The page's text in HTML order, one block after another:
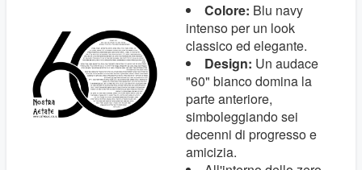
Colore: Blu navy
intenso per un look
classico ed elegante.
Design: Un audace
"60" bianco domina la
parte anteriore,
simboleggiando sei
decenni di progresso e
amicizia.